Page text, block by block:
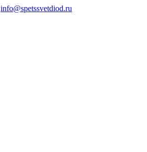
info@spetssvetdiod.ru